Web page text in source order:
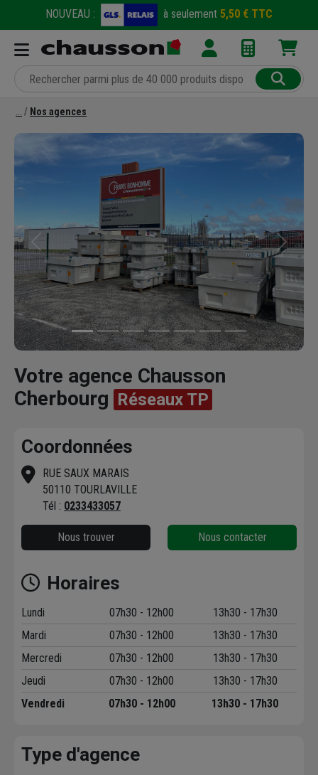
NOUVEAU : à seulement 5,50 € TTC
Nos agences
Précédent Suivant
Votre agence Chausson
Cherbourg Réseaux TP
Coordonnées
RUE SAUX MARAIS
50110 TOURLAVILLE
Tél : 0233433057
Nous trouver Nous contacter
Horaires
Lundi 07h30 - 12h00
13h30 - 17h30
Mardi
07h30 - 12h00
13h30 - 17h30
Mercredi
07h30 - 12h00
13h30 - 17h30
Jeudi
07h30 - 12h00
13h30 - 17h30
Vendredi
07h30 - 12h00 13h30 - 17h30
Type d'agence